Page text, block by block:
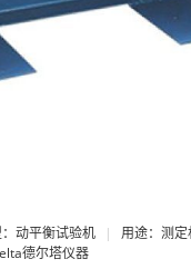
动平衡试验机 | 用途：测
德尔塔仪器